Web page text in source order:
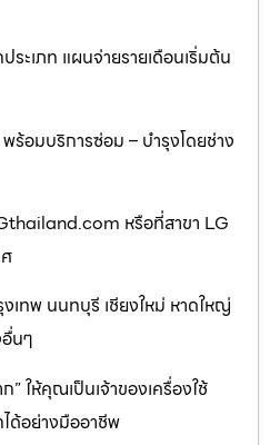
ระเภท แผนจ่ายรายเดือนเริ่มต้น
ร้อมบริการซ่อม – บำรุงโดยช่าง
หรือที่สาขา LG
ทพ นนทบุรี เชียงใหม่ หาดใหญ่
นๆ
” ให้คุณเป็นเจ้าของเครื่องใช้
ด้อย่างมืออาชีพ